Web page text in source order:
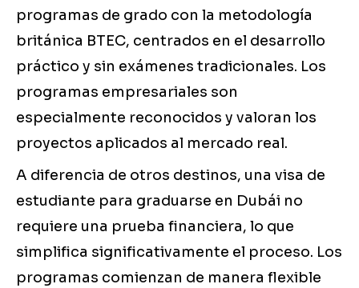
programas de grado con la metodología
británica BTEC, centrados en el desarrollo
práctico y sin exámenes tradicionales. Los
programas empresariales son
especialmente reconocidos y valoran los
proyectos aplicados al mercado real.
A diferencia de otros destinos, una visa de
estudiante para graduarse en Dubái no
requiere una prueba financiera, lo que
simplifica significativamente el proceso. Los
programas comienzan de manera flexible